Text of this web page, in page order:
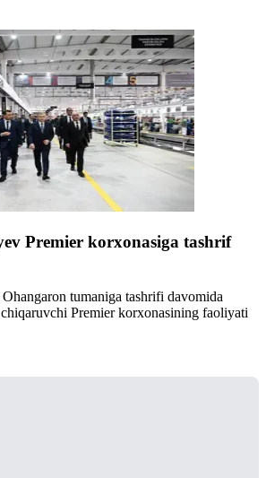
Premier korxonasiga tashrif
tumaniga tashrifi davomida
Premier korxonasining faoliyati